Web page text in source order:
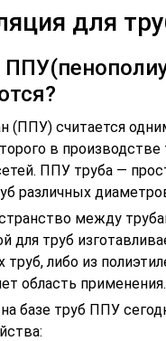
для
(ППУ) считается
в
ППУ труба —
различных
между
для труб
труб, либо из
область применения.
базе труб ППУ